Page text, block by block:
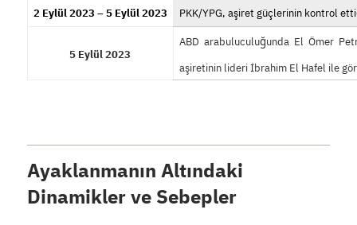
2 Eylül 2023 – 5 Eylül 2023
PKK/YPG, aşiret güçlerinin kontrol
5 Eylül 2023
ABD arabuluculuğunda El Ömer
aşiretinin lideri İbrahim El Hafel ile
Ayaklanmanın Altındaki
Dinamikler ve Sebepler